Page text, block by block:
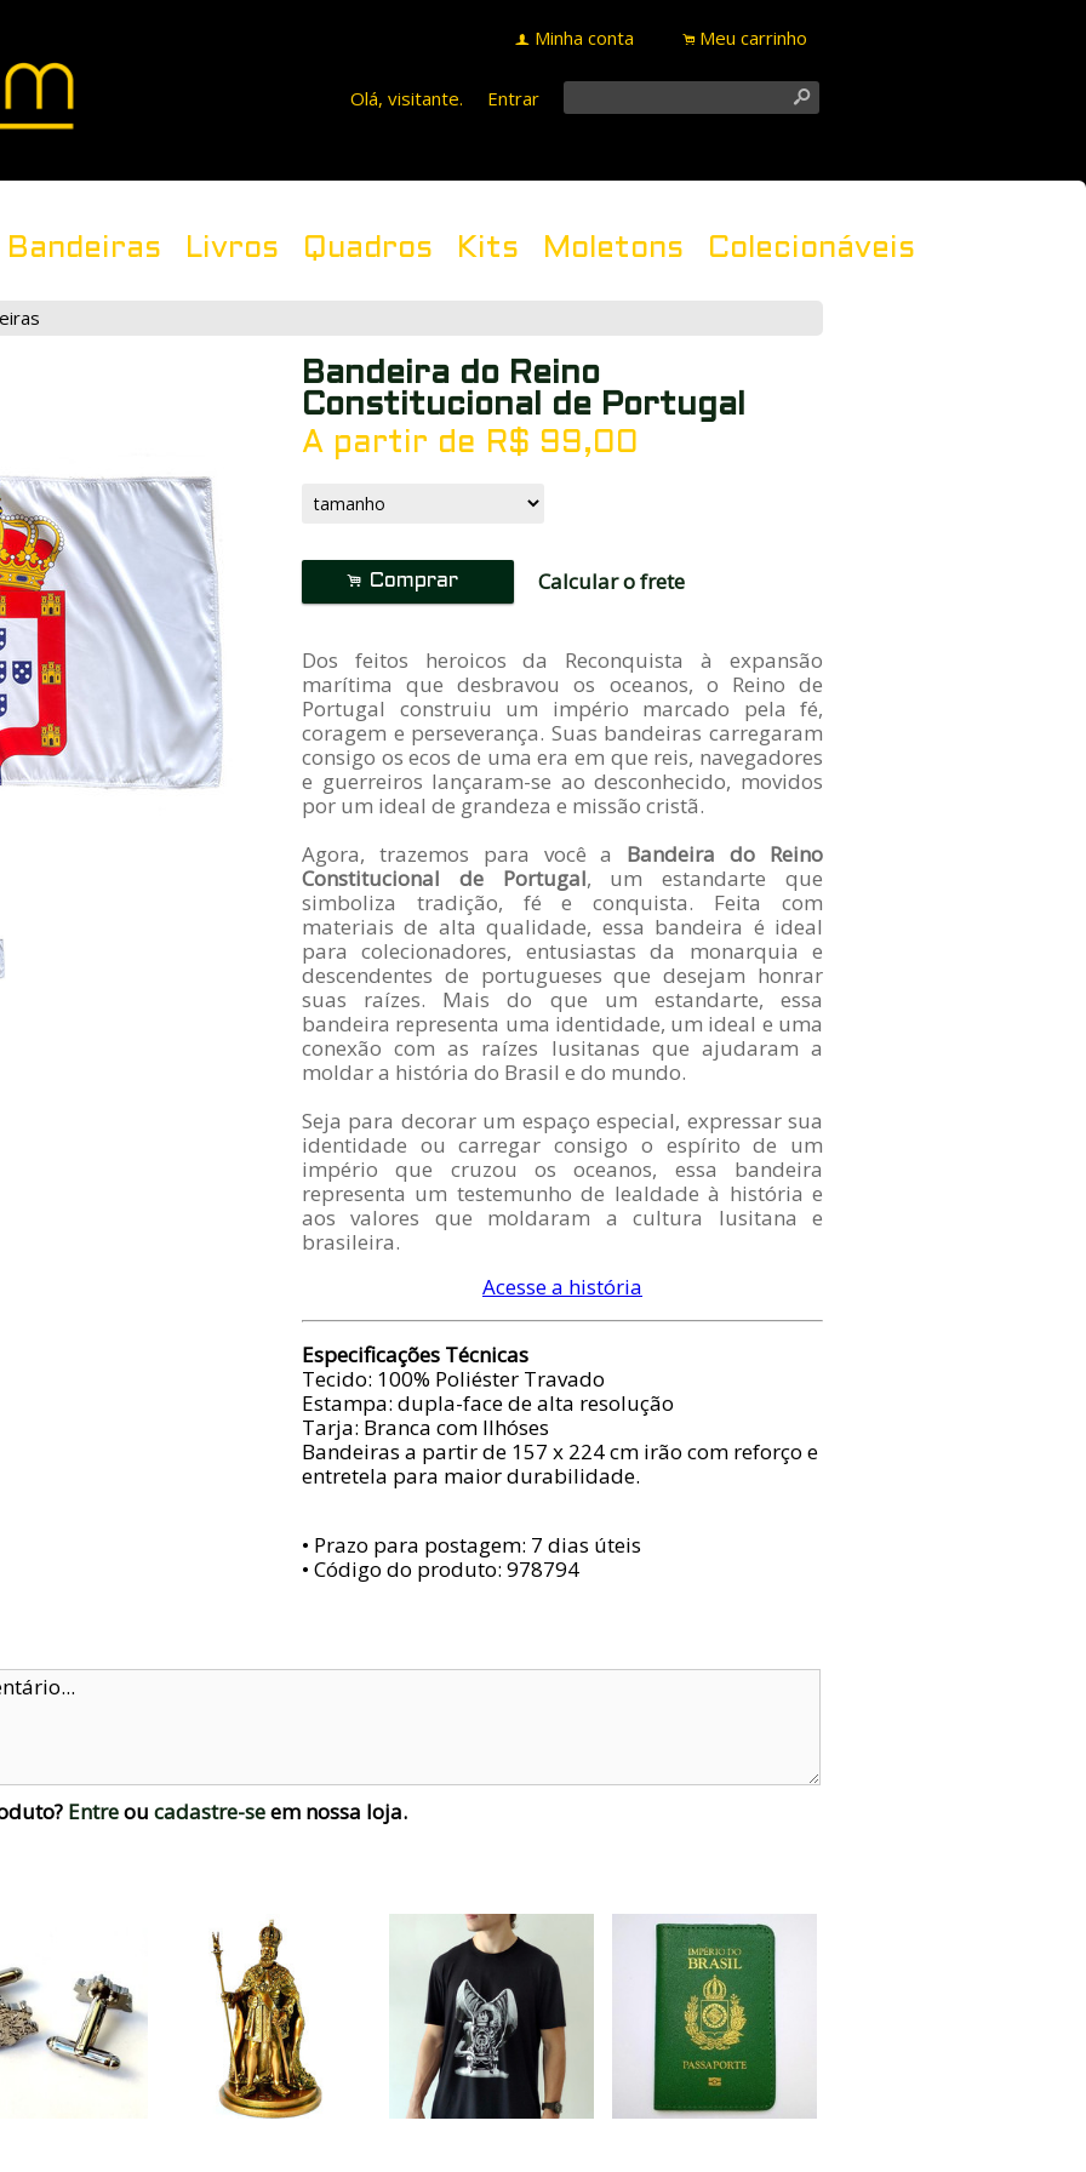
f Minha conta . Meu carrinho
Olá, visitante. Entrar s
Bandeiras Livros Quadros Kits Moletons Colecionáveis
Bandeira do Reino
Constitucional de Portugal
A partir de R$ 99,00
. Comprar Calcular o frete
Dos feitos heroicos da Reconquista à expansão
marítima que desbravou os oceanos, o Reino de
Portugal construiu um império marcado pela fé,
coragem e perseverança. Suas bandeiras carregaram
consigo os ecos de uma era em que reis, navegadores
e guerreiros lançaram-se ao desconhecido, movidos
por um ideal de grandeza e missão cristã.
Agora, trazemos para você a Bandeira do Reino
Constitucional de Portugal, um estandarte que
simboliza tradição, fé e conquista. Feita com
materiais de alta qualidade, essa bandeira é ideal
para colecionadores, entusiastas da monarquia e
descendentes de portugueses que desejam honrar
suas raízes. Mais do que um estandarte, essa
bandeira representa uma identidade, um ideal e uma
conexão com as raízes lusitanas que ajudaram a
moldar a história do Brasil e do mundo.
Seja para decorar um espaço especial, expressar sua
identidade ou carregar consigo o espírito de um
império que cruzou os oceanos, essa bandeira
representa um testemunho de lealdade à história e
aos valores que moldaram a cultura lusitana e
brasileira.
Acesse a história
Especificações Técnicas
Tecido: 100% Poliéster Travado
Estampa: dupla-face de alta resolução
Tarja: Branca com Ilhóses
Bandeiras a partir de 157 x 224 cm irão com reforço e
entretela para maior durabilidade.
• Prazo para postagem: 7 dias úteis
• Código do produto: 978794
Entreou cadastre-seem nossa loja.